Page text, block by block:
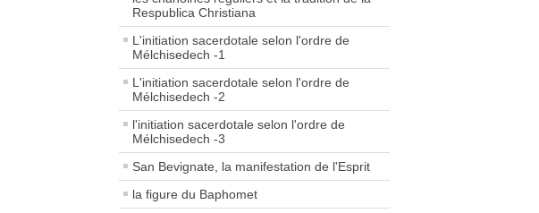
Respublica Christiana
L'initiation sacerdotale selon l'ordre de
Mélchisedech -1
L'initiation sacerdotale selon l'ordre de
Mélchisedech -2
l'initiation sacerdotale selon l'ordre de
Mélchisedech -3
San Bevignate, la manifestation de l'Esprit
la figure du Baphomet